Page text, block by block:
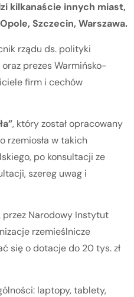
kilkanaście innych miast,
Szczecin, Warszawa.
rządu ds. polityki
prezes Warmińsko-
firm i cechów
, który został opracowany
rzemiosła w takich
po konsultacji ze
szereg uwag i
przez Narodowy Instytut
rzemieślnicze
się o dotacje do 20 tys. zł
laptopy, tablety,